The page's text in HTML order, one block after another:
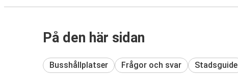
På den här sidan
Busshållplatser Frågor och svar Stadsguide